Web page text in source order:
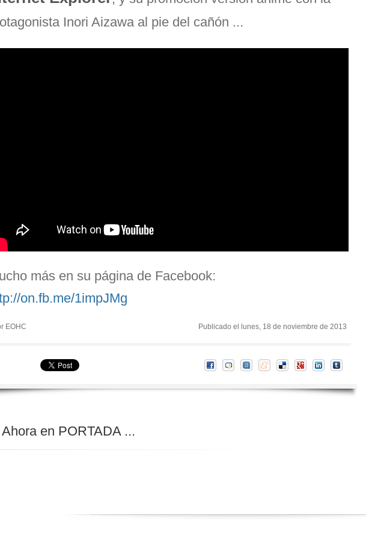
Inori Aizawa al pie del cañón ...
más en su página de Facebook:
on.fb.me/1impJMg
EOHC Publicado el lunes, 18 de noviembre de 2013
Ahora en PORTADA ...